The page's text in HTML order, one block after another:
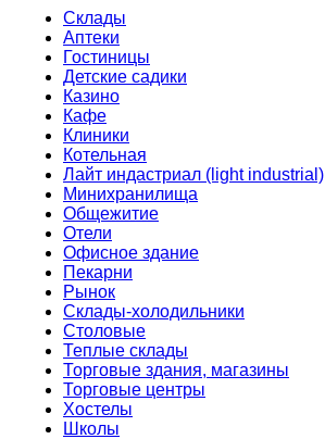
Склады
Аптеки
Гостиницы
Детские садики
Казино
Кафе
Клиники
Котельная
Лайт индастриал (light industrial)
Минихранилища
Общежитие
Отели
Офисное здание
Пекарни
Рынок
Склады-холодильники
Столовые
Теплые склады
Торговые здания, магазины
Торговые центры
Хостелы
Школы